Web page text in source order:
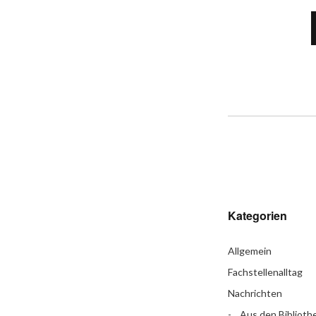
Kategorien
Allgemein
Fachstellenalltag
Nachrichten